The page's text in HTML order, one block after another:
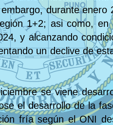
durante
1+2; asi como,
y alcanzando
un declive de
se viene
el desarrollo de la
fría según el ONI